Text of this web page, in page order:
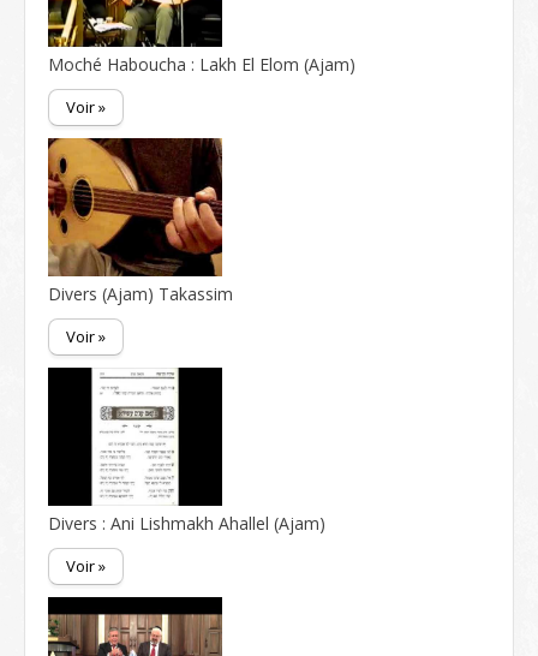
Moché Haboucha : Lakh El Elom (Ajam)
Voir »
Divers (Ajam) Takassim
Voir »
Divers : Ani Lishmakh Ahallel (Ajam)
Voir »